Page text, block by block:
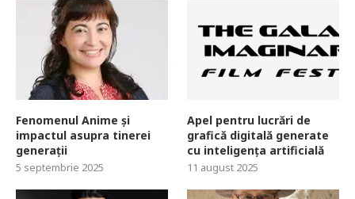
Fenomenul Anime și
impactul asupra tinerei
generații
5 septembrie 2025
Apel pentru lucrări de
grafică digitală generate
cu inteligența artificială
11 august 2025